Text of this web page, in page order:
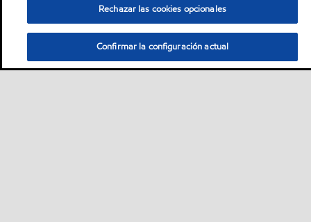
Rechazar las cookies opcionales
Confirmar la configuración actual